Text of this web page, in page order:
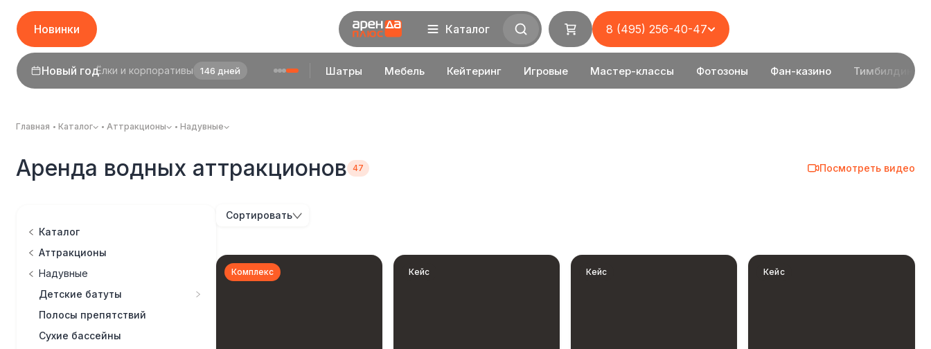
Новинки
Новый годЁлки и корпоративы 146 дней Шатры Мебель Кейтеринг Игровые Мастер-классы Фотозоны Фан-казино Тимбилдинг
Каталог 8 (495) 256-40-47
Главная Каталог Аттракционы Надувные
Аренда водных аттракционов Посмотреть видео
Каталог
Аттракционы
Надувные
Детские батуты
Полосы препятствий
Сухие бассейны
Сортировать
Комплекс Кейс Кейс Кейс